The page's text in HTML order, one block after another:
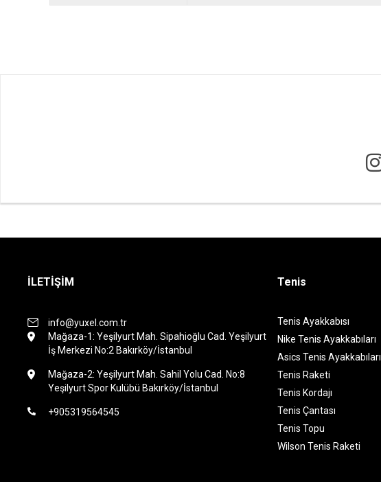
İLETİŞİM
info@yuxel.com.tr
Mağaza-1: Yeşilyurt Mah. Sipahioğlu Cad. Yeşilyurt
İş Merkezi No:2 Bakırköy/İstanbul
Mağaza-2: Yeşilyurt Mah. Sahil Yolu Cad. No:8
Yeşilyurt Spor Kulübü Bakırköy/İstanbul
+905319564545
Tenis
Tenis Ayakkabısı
Nike Tenis Ayakkabıları
Asics Tenis Ayakkabıları
Tenis Raketi
Tenis Kordajı
Tenis Çantası
Tenis Topu
Wilson Tenis Raketi